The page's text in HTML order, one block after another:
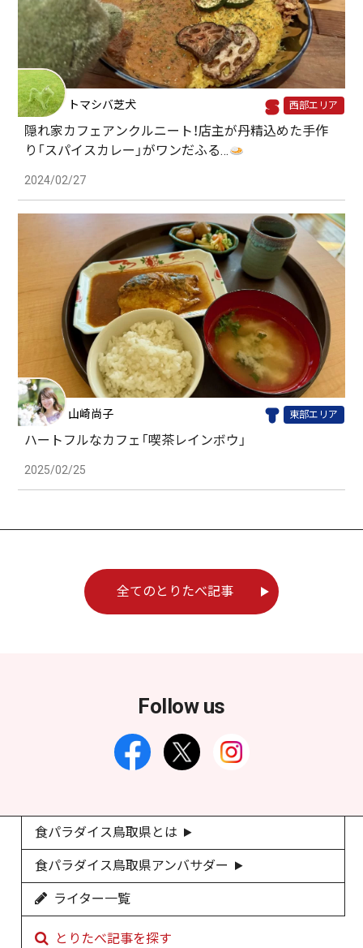
トマシバ芝犬 西部エリア
隠れ家カフェアンクルニート！店主が丹精込めた手作
り「スパイスカレー」がワンだふる…
2024/02/27
山崎尚子 東部エリア
ハートフルなカフェ「喫茶レインボウ」
2025/02/25
全てのとりたべ記事
Follow us
食パラダイス鳥取県とは
食パラダイス鳥取県アンバサダー
ライター一覧
とりたべ記事を探す